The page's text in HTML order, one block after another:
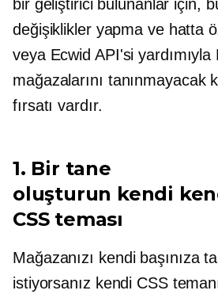
bir geliştirici bulunanlar için,
değişiklikler yapma ve hatta
veya Ecwid API'si yardımıyla
mağazalarını tanınmayacak
fırsatı vardır.
1. Bir tane
oluşturun kendi
CSS teması
Mağazanızı kendi başınıza
istiyorsanız kendi CSS